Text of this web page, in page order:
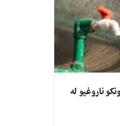
ناروغیو له